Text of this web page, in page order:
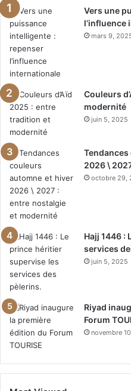
Vers une
l’influence
mars 9,
Couleurs
modernité
juin 5, 2025
2026 \
octobre 29,
Hajj 1446 :
services
juin 5, 2025
Riyad
Forum
novembre